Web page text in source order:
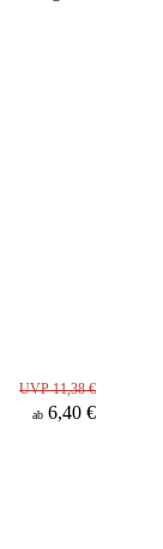
UVP 11,38 €
ab 6,40 €